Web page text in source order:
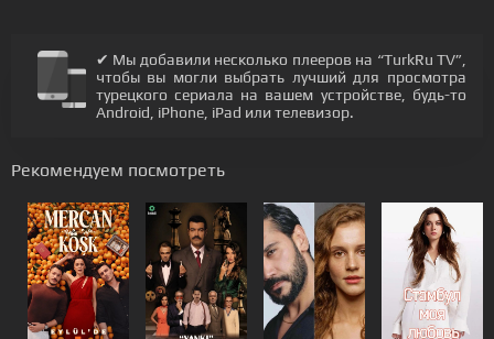
✔ Мы добавили несколько плееров на “TurkRu TV”,
чтобы вы могли выбрать лучший для просмотра
турецкого сериала на вашем устройстве, будь-то
Android, iPhone, iPad или телевизор.
Рекомендуем посмотреть